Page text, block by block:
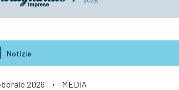
Notizie
2026 · MEDIA